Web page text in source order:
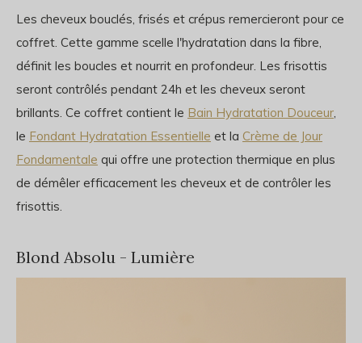
Les cheveux bouclés, frisés et crépus remercieront pour ce
coffret. Cette gamme scelle l'hydratation dans la fibre,
définit les boucles et nourrit en profondeur. Les frisottis
seront contrôlés pendant 24h et les cheveux seront
brillants. Ce coffret contient le Bain Hydratation Douceur,
le Fondant Hydratation Essentielle et la Crème de Jour
Fondamentale qui offre une protection thermique en plus
de démêler efficacement les cheveux et de contrôler les
frisottis.
Blond Absolu - Lumière